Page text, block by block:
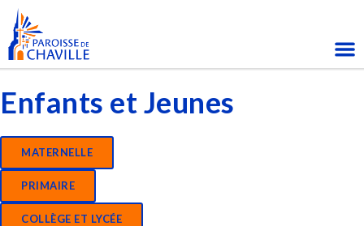
Enfants et Jeunes
MATERNELLE
PRIMAIRE
COLLÈGE ET LYCÉE